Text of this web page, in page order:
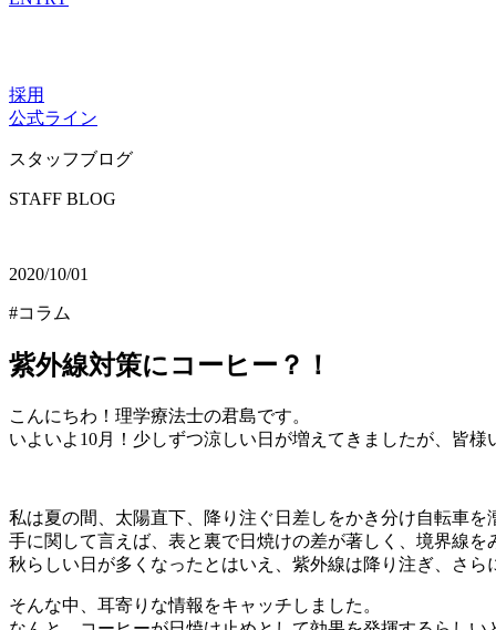
採用
公式ライン
スタッフブログ
STAFF BLOG
2020/10/01
#コラム
紫外線対策にコーヒー？！
こんにちわ！理学療法士の君島です。
いよいよ10月！少しずつ涼しい日が増えてきましたが、皆様
私は夏の間、太陽直下、降り注ぐ日差しをかき分け自転車を
手に関して言えば、表と裏で日焼けの差が著しく、境界線を
秋らしい日が多くなったとはいえ、紫外線は降り注ぎ、さら
そんな中、耳寄りな情報をキャッチしました。